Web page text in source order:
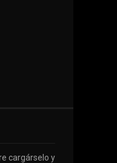
cargárselo y